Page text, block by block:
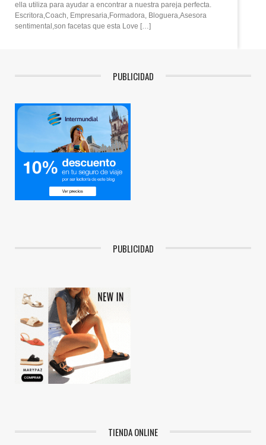
ella utiliza para ayudar a encontrar a nuestra pareja perfecta.
Escritora,Coach, Empresaria,Formadora, Bloguera,Asesora
sentimental,son facetas que esta Love […]
PUBLICIDAD
PUBLICIDAD
TIENDA ONLINE